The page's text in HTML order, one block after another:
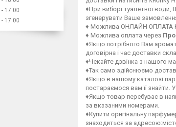
♦При виборі туалетної води,
згенерувати Ваше
♦ Можлива ОНЛАЙН ОПЛАТА
♦ Можлива оплата через
♦Якщо потрібного Вам
договірна і час доставки
♦Чекайте дзвінка з нашого
♦Так само здійснюємо
♦Якщо в нашому каталозі
постараємося вам її знайти.
♦Якщо товар перебуває в
за вказаними номерами.
♦Купити оригінальну
знаходиться за
17:00
17:00